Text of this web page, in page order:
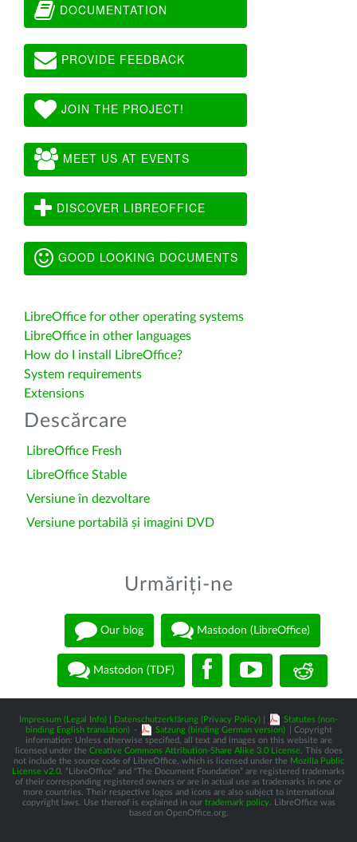
DOCUMENTATION
PROVIDE FEEDBACK
JOIN THE PROJECT!
MEET US AT EVENTS
DISCOVER LIBREOFFICE
GOOD LOOKING DOCUMENTS
LibreOffice for other operating systems
LibreOffice in other languages
How do I install LibreOffice?
System requirements
Extensions
Descărcare
LibreOffice Fresh
LibreOffice Stable
Versiune în dezvoltare
Versiune portabilă și imagini DVD
Urmăriți-ne
Our blog Mastodon (LibreOffice)
Mastodon (TDF)
Impressum (Legal Info) Datenschutzerklärung (Privacy Policy)
Statutes (non-
binding English translation) - Satzung (binding German version)
| Copyright
information: Unless otherwise specified, all text and images on this website are
licensed under the Creative Commons Attribution-Share Alike 3.0 License. This does
not include the source code of LibreOffice, which is licensed under the Mozilla Public
License v2.0 . “LibreOffice” and “The Document Foundation” are registered trademarks
of their corresponding registered owners or are in actual use as trademarks in one or
more countries. Their respective logos and icons are also subject to international
copyright laws. Use thereof is explained in our trademark policy. LibreOffice was
based on OpenOffice.org.